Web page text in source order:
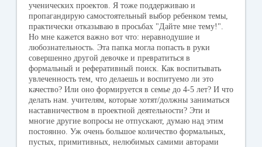
ученических проектов. Я тоже поддерживаю и
пропагандирую самостоятельный выбор ребенком темы,
практически отказываю в просьбах "Дайте мне тему!".
Но мне кажется важно вот что: неравнодушие и
любознательность. Эта папка могла попасть в руки
совершенно другой девочке и превратиться в
формальный и реферативный поиск. Как воспитывать
увлеченность тем, что делаешь и воспитуемо ли это
качество? Или оно формируется в семье до 4-5 лет? И что
делать нам. учителям, которые хотят/должны заниматься
наставничеством в проектной деятельности? Эти и
многие другие вопросы не отпускают, думаю над этим
постоянно. Уж очень большое количество формальных,
пустых, примитивных, нелюбимых самими авторами